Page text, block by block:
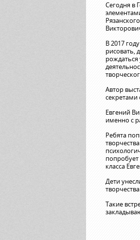
Сегодня в
В 2017
рисовать,
Автор
секретами
Евгений
именно с
Ребята
попробует
класса
Дети
Такие